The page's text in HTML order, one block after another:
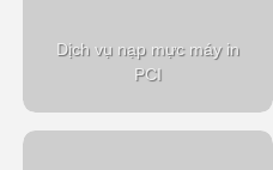
Dịch vụ nạp mực máy in
PCI